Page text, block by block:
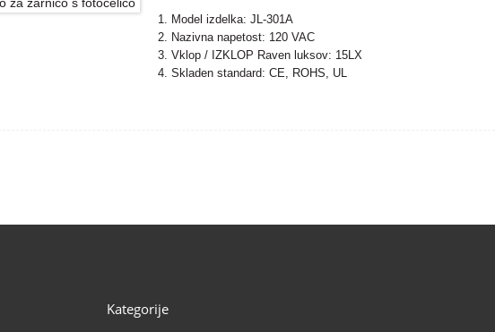
1. Model izdelka: JL-301A
2. Nazivna napetost: 120 VAC
3. Vklop / IZKLOP Raven luksov: 15LX
4. Skladen standard: CE, ROHS, UL
Kategorije